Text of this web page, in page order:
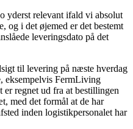
yderst relevant ifald vi absolut
og i det øjemed er det bestemt
leveringsdato på det
til levering på næste hverdag
eksempelvis FermLiving
regnet ud fra at bestillingen
med det formål at de har
inden logistikpersonalet har